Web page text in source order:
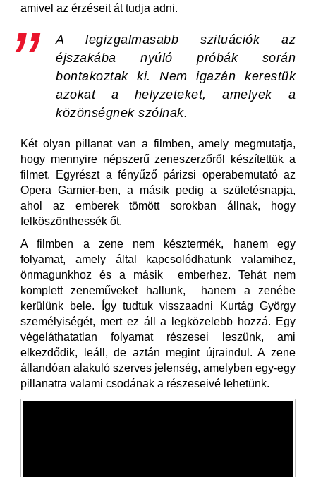
amivel az érzéseit át tudja adni.
A legizgalmasabb szituációk az
éjszakába nyúló próbák során
bontakoztak ki. Nem igazán kerestük
azokat a helyzeteket, amelyek a
közönségnek szólnak.
Két olyan pillanat van a filmben, amely megmutatja,
hogy mennyire népszerű zeneszerzőről készítettük a
filmet. Egyrészt a fényűző párizsi operabemutató az
Opera Garnier-ben, a másik pedig a születésnapja,
ahol az emberek tömött sorokban állnak, hogy
felköszönthessék őt.
A filmben a zene nem késztermék, hanem egy
folyamat, amely által kapcsolódhatunk valamihez,
önmagunkhoz és a másik emberhez. Tehát nem
komplett zeneműveket hallunk, hanem a zenébe
kerülünk bele. Így tudtuk visszaadni Kurtág György
személyiségét, mert ez áll a legközelebb hozzá. Egy
végeláthatatlan folyamat részesei leszünk, ami
elkezdődik, leáll, de aztán megint újraindul. A zene
állandóan alakuló szerves jelenség, amelyben egy-egy
pillanatra valami csodának a részeseivé lehetünk.